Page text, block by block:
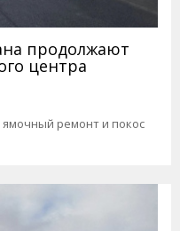
продолжают
центра
ремонт и покос